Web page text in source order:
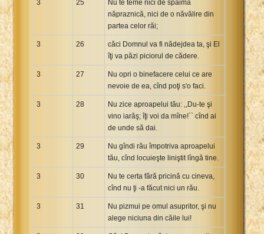
3 25
Nu te teme nici de spaimă
năpraznică, nici de o năvălire din
partea celor răi;
3 26
căci Domnul va fi nădejdea ta, şi El
îţi va păzi piciorul de cădere.
3 27
Nu opri o binefacere celui ce are
nevoie de ea, cînd poţi s'o faci.
3 28
Nu zice aproapelui tău: ,,Du-te şi
vino iarăş; îţi voi da mîne!`` cînd ai
de unde să dai.
3 29
Nu gîndi rău împotriva aproapelui
tău, cînd locuieşte liniştit lîngă tine.
3 30
Nu te certa fără pricină cu cineva,
cînd nu ţi -a făcut nici un rău.
3 31
Nu pizmui pe omul asupritor, şi nu
alege niciuna din căile lui!